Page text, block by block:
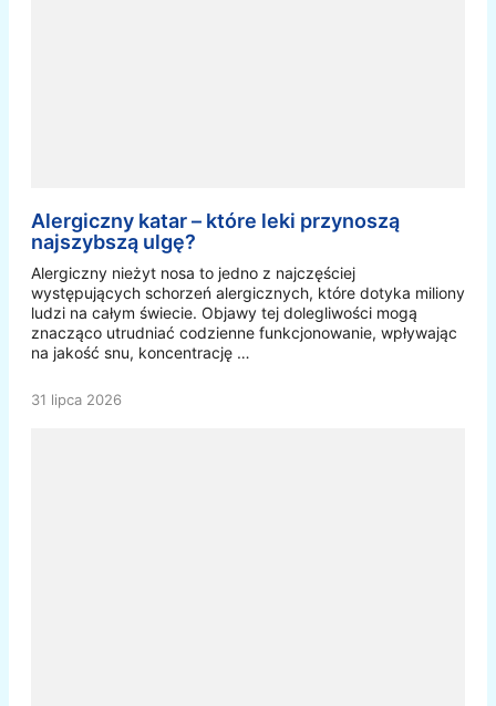
Alergiczny katar – które leki przynoszą
najszybszą ulgę?
Alergiczny nieżyt nosa to jedno z najczęściej
występujących schorzeń alergicznych, które dotyka miliony
ludzi na całym świecie. Objawy tej dolegliwości mogą
znacząco utrudniać codzienne funkcjonowanie, wpływając
na jakość snu, koncentrację …
31 lipca 2026